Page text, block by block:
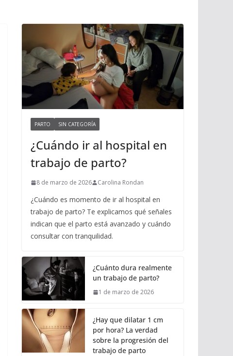
PARTO SIN CATEGORÍA
¿Cuándo ir al hospital en
trabajo de parto?
8 de marzo de 2026 Carolina Rondan
¿Cuándo es momento de ir al hospital en
trabajo de parto? Te explicamos qué señales
indican que el parto está avanzado y cuándo
consultar con tranquilidad.
¿Cuánto dura realmente
un trabajo de parto?
1 de marzo de 2026
¿Hay que dilatar 1 cm
por hora? La verdad
sobre la progresión del
trabajo de parto